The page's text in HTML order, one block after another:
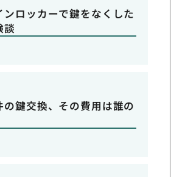
ンロッカーで鍵をなくした
談
の鍵交換、その費用は誰の